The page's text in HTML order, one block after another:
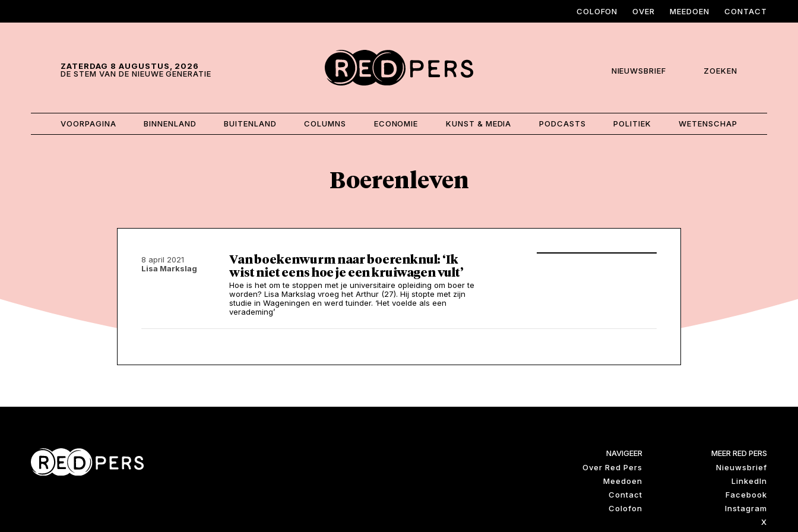
COLOFON OVER MEEDOEN CONTACT
ZATERDAG 8 AUGUSTUS, 2026
DE STEM VAN DE NIEUWE GENERATIE
NIEUWSBRIEF ZOEKEN
VOORPAGINA BINNENLAND BUITENLAND COLUMNS ECONOMIE KUNST & MEDIA PODCASTS POLITIEK WETENSCHAP
Boerenleven
8 april 2021
Lisa Markslag
Van boekenwurm naar boerenknul: ‘Ik
wist niet eens hoe je een kruiwagen vult’
Hoe is het om te stoppen met je universitaire opleiding om boer te
worden? Lisa Markslag vroeg het Arthur (27). Hij stopte met zijn
studie in Wageningen en werd tuinder. ‘Het voelde als een
verademing’
NAVIGEER
Over Red Pers
Meedoen
Contact
Colofon
MEER RED PERS
Nieuwsbrief
LinkedIn
Facebook
Instagram
X